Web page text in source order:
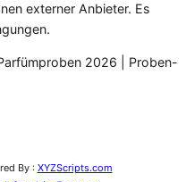
externer Anbieter. Es
2026 | Proben-
By : XYZScripts.com